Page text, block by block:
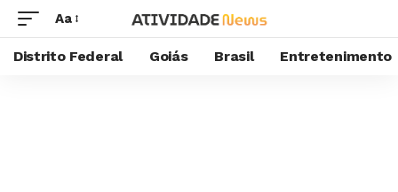
Aa
Distrito Federal Goiás Brasil Entretenimento